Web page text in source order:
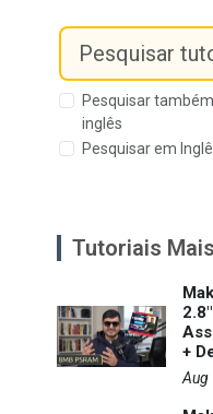
Pesquisar também
inglês
Pesquisar em
Tutoriais
+
Aug